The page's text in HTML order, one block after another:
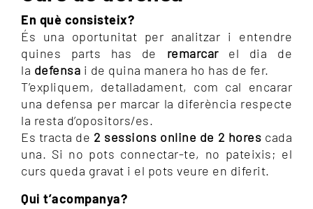
En què consisteix?
És una oportunitat per analitzar i entendre
quines parts has de remarcarel dia de
la defensa i de quina manera ho has de fer.
T’expliquem, detalladament, com cal encarar
una defensa per marcar la diferència respecte
la resta d’opositors/es.
Es tracta de 2 sessions online de 2 hores cada
una. Si no pots connectar-te, no pateixis; el
curs queda gravat i el pots veure en diferit.
Qui t’acompanya?